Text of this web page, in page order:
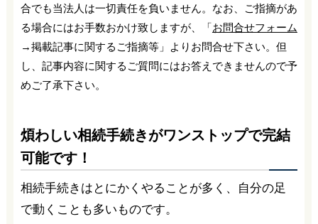
合でも当法人は一切責任を負いません。なお、ご指摘があ
る場合にはお手数おかけ致しますが、「お問合せフォーム
→掲載記事に関するご指摘等」よりお問合せ下さい。但
し、記事内容に関するご質問にはお答えできませんので予
めご了承下さい。
煩わしい相続手続きがワンストップで完結
可能です！
相続手続きはとにかくやることが多く、自分の足
で動くことも多いものです。